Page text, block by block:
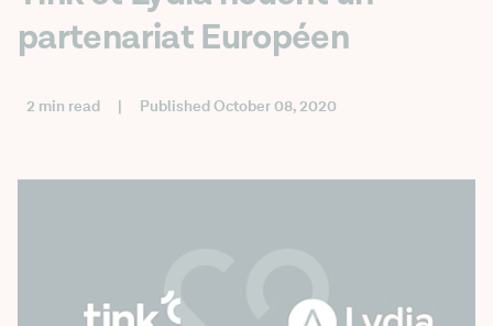
partenariat Européen
2 min read | Published October 08, 2020